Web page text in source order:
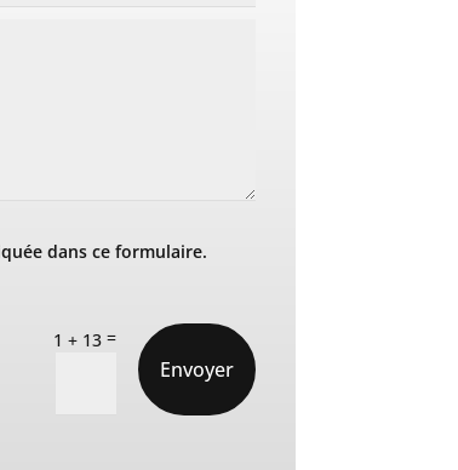
dans ce formulaire.
1 + 13 =
Envoyer